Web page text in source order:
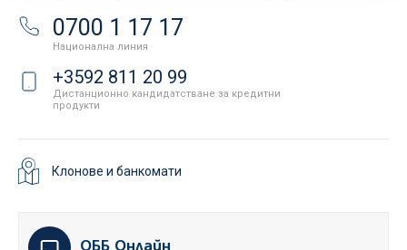
0700 1 17 17
Национална линия
+3592 811 20 99
Дистанционно кандидатстване за кредитни
продукти
Клонове и банкомати